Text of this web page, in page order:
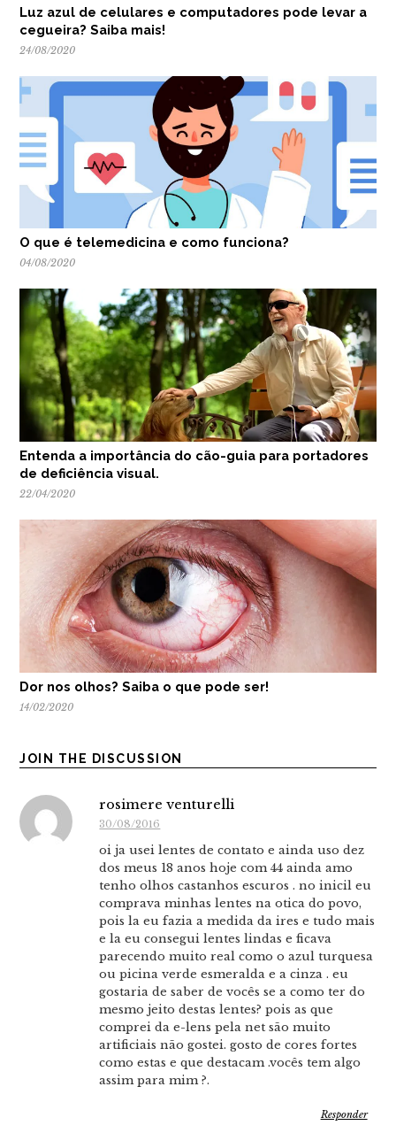
Luz azul de celulares e computadores pode levar a
cegueira? Saiba mais!
24/08/2020
O que é telemedicina e como funciona?
04/08/2020
Entenda a importância do cão-guia para portadores
de deficiência visual.
22/04/2020
Dor nos olhos? Saiba o que pode ser!
14/02/2020
JOIN THE DISCUSSION
rosimere venturelli
30/08/2016
oi ja usei lentes de contato e ainda uso dez
dos meus 18 anos hoje com 44 ainda amo
tenho olhos castanhos escuros . no inicil eu
comprava minhas lentes na otica do povo,
pois la eu fazia a medida da ires e tudo mais
e la eu consegui lentes lindas e ficava
parecendo muito real como o azul turquesa
ou picina verde esmeralda e a cinza . eu
gostaria de saber de vocês se a como ter do
mesmo jeito destas lentes? pois as que
comprei da e-lens pela net são muito
artificiais não gostei. gosto de cores fortes
como estas e que destacam .vocês tem algo
assim para mim ?.
Responder